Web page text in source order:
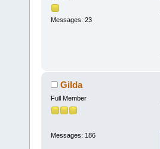
Messages: 23
Gilda
Full Member
Messages: 186